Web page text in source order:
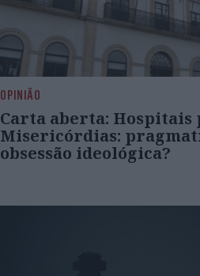
OPINIÃO
Carta aberta: Hospitais
Misericórdias:
obsessão ideológica?